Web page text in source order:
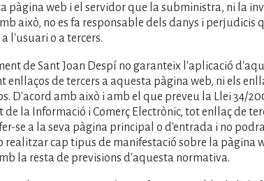
pàgina web i el servidor que la subministra, ni la
això, no es fa responsable dels danys i perjudicis
l'usuari o a tercers.
de Sant Joan Despí no garanteix l'aplicació
enllaços de tercers a aquesta pàgina web, ni els
D'acord amb això i amb el que preveu la Llei 34/
de la Informació i Comerç Electrònic, tot enllaç de
se a la seva pàgina principal o d'entrada i no
realitzar cap tipus de manifestació sobre la pàgina
la resta de previsions d'aquesta normativa.